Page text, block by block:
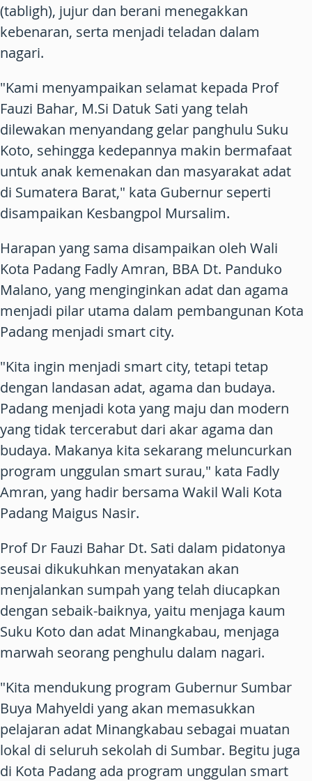
(tabligh), jujur dan berani menegakkan
kebenaran, serta menjadi teladan dalam
nagari.
"Kami menyampaikan selamat kepada Prof
Fauzi Bahar, M.Si Datuk Sati yang telah
dilewakan menyandang gelar panghulu Suku
Koto, sehingga kedepannya makin bermafaat
untuk anak kemenakan dan masyarakat adat
di Sumatera Barat," kata Gubernur seperti
disampaikan Kesbangpol Mursalim.
Harapan yang sama disampaikan oleh Wali
Kota Padang Fadly Amran, BBA Dt. Panduko
Malano, yang menginginkan adat dan agama
menjadi pilar utama dalam pembangunan Kota
Padang menjadi smart city.
"Kita ingin menjadi smart city, tetapi tetap
dengan landasan adat, agama dan budaya.
Padang menjadi kota yang maju dan modern
yang tidak tercerabut dari akar agama dan
budaya. Makanya kita sekarang meluncurkan
program unggulan smart surau," kata Fadly
Amran, yang hadir bersama Wakil Wali Kota
Padang Maigus Nasir.
Prof Dr Fauzi Bahar Dt. Sati dalam pidatonya
seusai dikukuhkan menyatakan akan
menjalankan sumpah yang telah diucapkan
dengan sebaik-baiknya, yaitu menjaga kaum
Suku Koto dan adat Minangkabau, menjaga
marwah seorang penghulu dalam nagari.
"Kita mendukung program Gubernur Sumbar
Buya Mahyeldi yang akan memasukkan
pelajaran adat Minangkabau sebagai muatan
lokal di seluruh sekolah di Sumbar. Begitu juga
di Kota Padang ada program unggulan smart